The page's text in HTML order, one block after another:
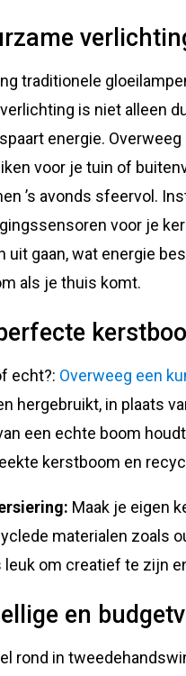
traditionele
is niet alleen
energie.
voor je tuin of
’s avonds sfeervol.
voor je
uit gaan, wat energie
als je thuis komt.
echt?: Overweeg een
hergebruikt, in plaats
een echte boom
kerstboom en
Maak je eigen
materialen zoals
leuk om creatief te zijn
en
rond in